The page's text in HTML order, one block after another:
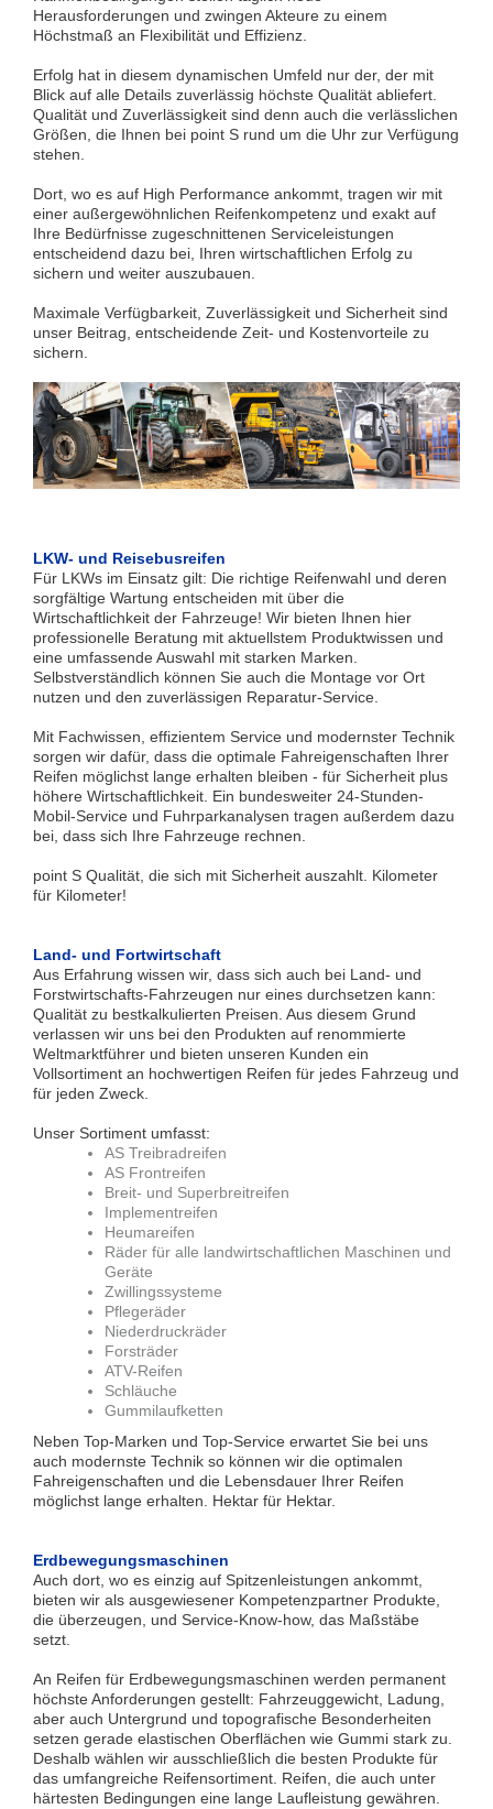
Herausforderungen und zwingen Akteure zu einem
Höchstmaß an Flexibilität und Effizienz.
Erfolg hat in diesem dynamischen Umfeld nur der, der mit
Blick auf alle Details zuverlässig höchste Qualität abliefert.
Qualität und Zuverlässigkeit sind denn auch die verlässlichen
Größen, die Ihnen bei point S rund um die Uhr zur Verfügung
stehen.
Dort, wo es auf High Performance ankommt, tragen wir mit
einer außergewöhnlichen Reifenkompetenz und exakt auf
Ihre Bedürfnisse zugeschnittenen Serviceleistungen
entscheidend dazu bei, Ihren wirtschaftlichen Erfolg zu
sichern und weiter auszubauen.
Maximale Verfügbarkeit, Zuverlässigkeit und Sicherheit sind
unser Beitrag, entscheidende Zeit- und Kostenvorteile zu
sichern.
LKW- und Reisebusreifen
Für LKWs im Einsatz gilt: Die richtige Reifenwahl und deren
sorgfältige Wartung entscheiden mit über die
Wirtschaftlichkeit der Fahrzeuge! Wir bieten Ihnen hier
professionelle Beratung mit aktuellstem Produktwissen und
eine umfassende Auswahl mit starken Marken.
Selbstverständlich können Sie auch die Montage vor Ort
nutzen und den zuverlässigen Reparatur-Service.
Mit Fachwissen, effizientem Service und modernster Technik
sorgen wir dafür, dass die optimale Fahreigenschaften Ihrer
Reifen möglichst lange erhalten bleiben - für Sicherheit plus
höhere Wirtschaftlichkeit. Ein bundesweiter 24-Stunden-
Mobil-Service und Fuhrparkanalysen tragen außerdem dazu
bei, dass sich Ihre Fahrzeuge rechnen.
point S Qualität, die sich mit Sicherheit auszahlt. Kilometer
für Kilometer!
Land- und Fortwirtschaft
Aus Erfahrung wissen wir, dass sich auch bei Land- und
Forstwirtschafts-Fahrzeugen nur eines durchsetzen kann:
Qualität zu bestkalkulierten Preisen. Aus diesem Grund
verlassen wir uns bei den Produkten auf renommierte
Weltmarktführer und bieten unseren Kunden ein
Vollsortiment an hochwertigen Reifen für jedes Fahrzeug und
für jeden Zweck.
Unser Sortiment umfasst:
AS Treibradreifen
AS Frontreifen
Breit- und Superbreitreifen
Implementreifen
Heumareifen
Räder für alle landwirtschaftlichen Maschinen und
Geräte
Zwillingssysteme
Pflegeräder
Niederdruckräder
Forsträder
ATV-Reifen
Schläuche
Gummilaufketten
Neben Top-Marken und Top-Service erwartet Sie bei uns
auch modernste Technik so können wir die optimalen
Fahreigenschaften und die Lebensdauer Ihrer Reifen
möglichst lange erhalten. Hektar für Hektar.
Erdbewegungsmaschinen
Auch dort, wo es einzig auf Spitzenleistungen ankommt,
bieten wir als ausgewiesener Kompetenzpartner Produkte,
die überzeugen, und Service-Know-how, das Maßstäbe
setzt.
An Reifen für Erdbewegungsmaschinen werden permanent
höchste Anforderungen gestellt: Fahrzeuggewicht, Ladung,
aber auch Untergrund und topografische Besonderheiten
setzen gerade elastischen Oberflächen wie Gummi stark zu.
Deshalb wählen wir ausschließlich die besten Produkte für
das umfangreiche Reifensortiment. Reifen, die auch unter
härtesten Bedingungen eine lange Laufleistung gewähren.